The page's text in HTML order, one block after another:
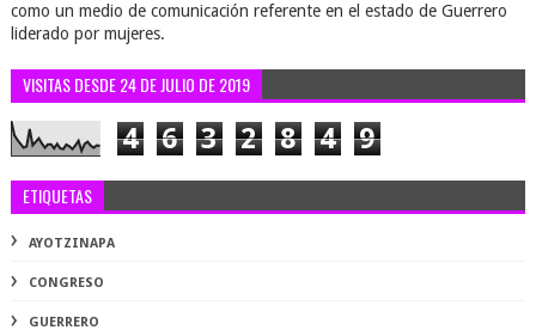
como un medio de comunicación referente en el estado de Guerrero
liderado por mujeres.
VISITAS DESDE 24 DE JULIO DE 2019
4 6 3 2 8 4 9
ETIQUETAS
AYOTZINAPA
CONGRESO
GUERRERO